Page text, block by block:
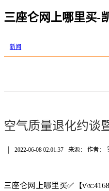
三座仑网上哪里买-
新闻
空气质量退化约谈
2022-06-08 02:01:37 来源： 作者：
三座仑网上哪里买✅【